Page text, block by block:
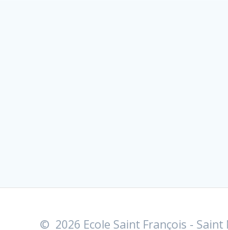
© 2026 Ecole Saint François -